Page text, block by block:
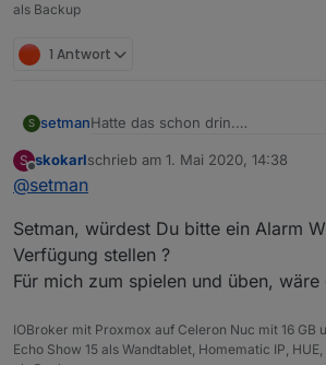
als Backup
1 Antwort
S setmanHatte das schon drin.
Meine Sensoren schalten auch.
S
Offline
skokarlschrieb am 1. Mai 2020, 14:38
zuletzt editiert von
@setman
Setman, würdest Du bitte ein Alarm
Verfügung stellen ?
Für mich zum spielen und üben, wäre
IOBroker mit Proxmox auf Celeron Nuc mit 16 GB
Echo Show 15 als Wandtablet, Homematic IP, HUE,